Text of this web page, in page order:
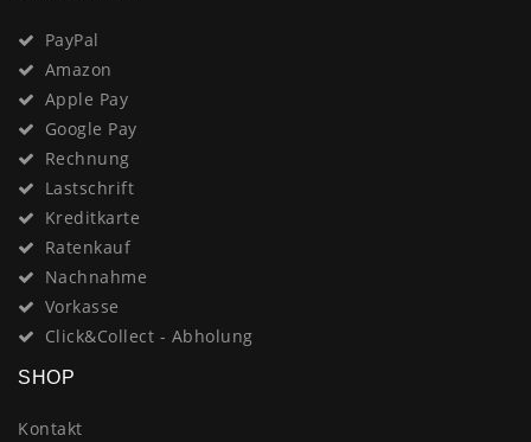
PayPal
Amazon
Apple Pay
Google Pay
Rechnung
Lastschrift
Kreditkarte
Ratenkauf
Nachnahme
Vorkasse
Click&Collect - Abholung
SHOP
Kontakt